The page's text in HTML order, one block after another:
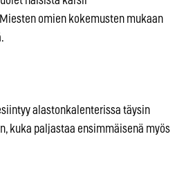
omien kokemusten mukaan
alastonkalenterissa täysin
kuka paljastaa ensimmäisenä myös